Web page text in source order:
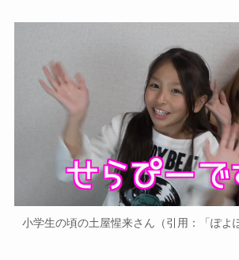
小学生の頃の土屋惺来さん（引用：「ぽよ